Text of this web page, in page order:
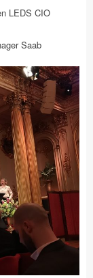
LEDS CIO
Saab